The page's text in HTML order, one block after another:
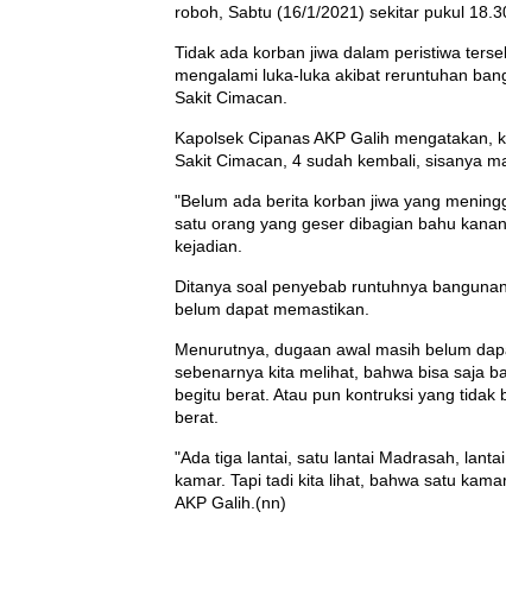
roboh, Sabtu (16/1/2021) sekitar pukul
Tidak ada korban jiwa dalam peristiwa
mengalami luka-luka akibat reruntuhan
Sakit Cimacan.
Kapolsek Cipanas AKP Galih mengatakan,
Sakit Cimacan, 4 sudah kembali, sisanya
"Belum ada berita korban jiwa yang
satu orang yang geser dibagian bahu
kejadian.
Ditanya soal penyebab runtuhnya
belum dapat memastikan.
Menurutnya, dugaan awal masih belum
sebenarnya kita melihat, bahwa bisa saja
begitu berat. Atau pun kontruksi yang tidak
berat.
"Ada tiga lantai, satu lantai Madrasah,
kamar. Tapi tadi kita lihat, bahwa satu
AKP Galih.(nn)